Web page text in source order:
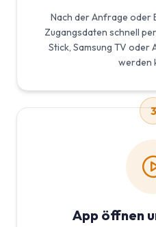
Nach der Anfrage oder
Zugangsdaten schnell
Stick, Samsung TV
werden
3
App öffnen